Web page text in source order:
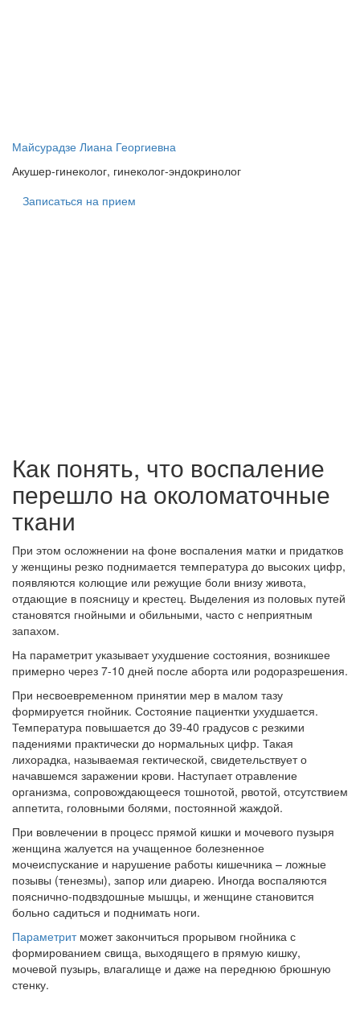
Майсурадзе Лиана Георгиевна
Акушер-гинеколог, гинеколог-эндокринолог
Записаться на прием
Как понять, что воспаление
перешло на околоматочные
ткани
При этом осложнении на фоне воспаления матки и придатков
у женщины резко поднимается температура до высоких цифр,
появляются колющие или режущие боли внизу живота,
отдающие в поясницу и крестец. Выделения из половых путей
становятся гнойными и обильными, часто с неприятным
запахом.
На параметрит указывает ухудшение состояния, возникшее
примерно через 7-10 дней после аборта или родоразрешения.
При несвоевременном принятии мер в малом тазу
формируется гнойник. Состояние пациентки ухудшается.
Температура повышается до 39-40 градусов с резкими
падениями практически до нормальных цифр. Такая
лихорадка, называемая гектической, свидетельствует о
начавшемся заражении крови. Наступает отравление
организма, сопровождающееся тошнотой, рвотой, отсутствием
аппетита, головными болями, постоянной жаждой.
При вовлечении в процесс прямой кишки и мочевого пузыря
женщина жалуется на учащенное болезненное
мочеиспускание и нарушение работы кишечника – ложные
позывы (тенезмы), запор или диарею. Иногда воспаляются
пояснично-подвздошные мышцы, и женщине становится
больно садиться и поднимать ноги.
Параметритможет закончиться прорывом гнойника с
формированием свища, выходящего в прямую кишку,
мочевой пузырь, влагалище и даже на переднюю брюшную
стенку.